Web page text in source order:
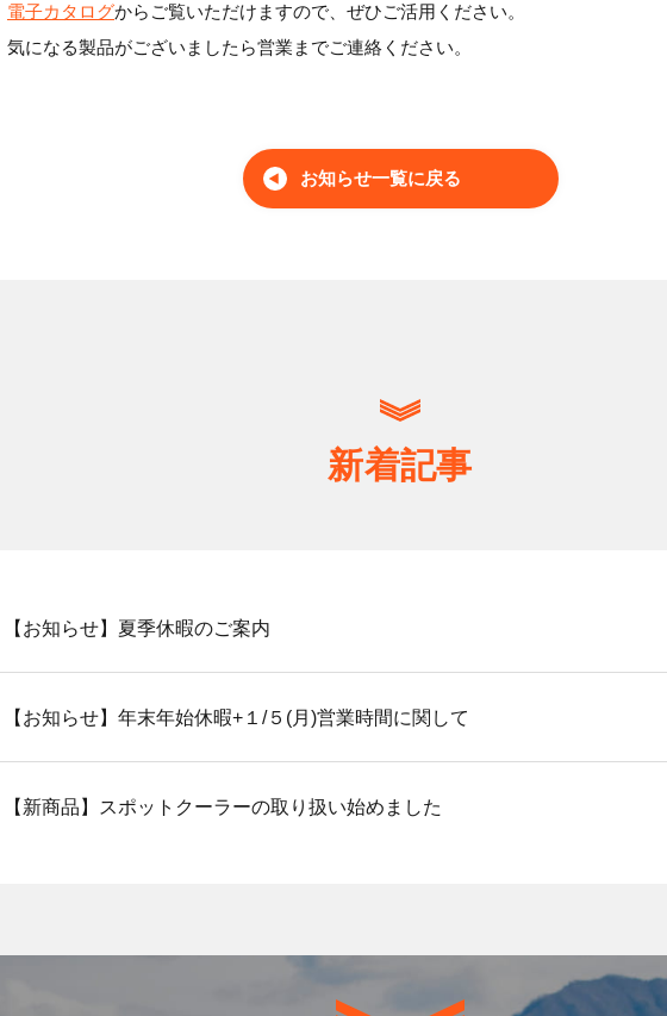
電子カタログからご覧いただけますので、ぜひご活用ください。
気になる製品がございましたら営業までご連絡ください。
お知らせ一覧に戻る
新着記事
【お知らせ】夏季休暇のご案内
【お知らせ】年末年始休暇+１/５(月)営業時間に関して
【新商品】スポットクーラーの取り扱い始めました